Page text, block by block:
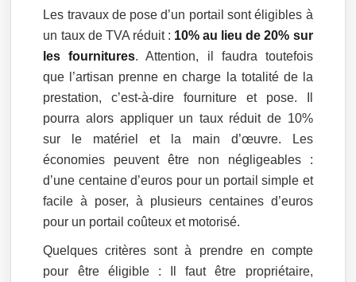
Les travaux de pose d’un portail sont éligibles à
un taux de TVA réduit : 10% au lieu de 20% sur
les fournitures. Attention, il faudra toutefois
que l’artisan prenne en charge la totalité de la
prestation, c’est-à-dire fourniture et pose. Il
pourra alors appliquer un taux réduit de 10%
sur le matériel et la main d’œuvre. Les
économies peuvent être non négligeables :
d’une centaine d’euros pour un portail simple et
facile à poser, à plusieurs centaines d’euros
pour un portail coûteux et motorisé.
Quelques critères sont à prendre en compte
pour être éligible : Il faut être propriétaire,